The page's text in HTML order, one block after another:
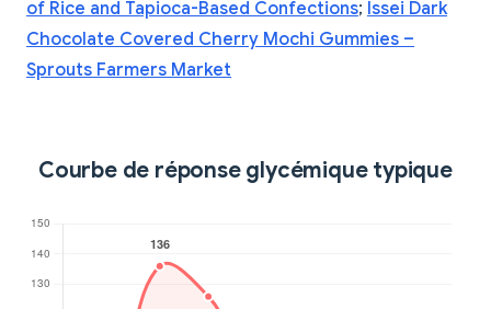
of Rice and Tapioca-Based Confections; Issei Dark
Chocolate Covered Cherry Mochi Gummies –
Sprouts Farmers Market
Courbe de réponse glycémique typique